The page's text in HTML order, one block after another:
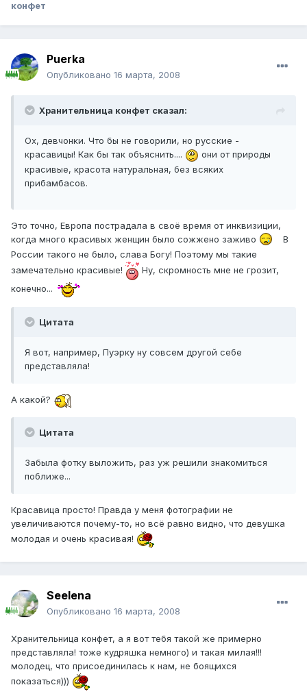
конфет
Puerka
Опубликовано 16 марта, 2008
Хранительница конфет сказал:
Ох, девчонки. Что бы не говорили, но русские -
красавицы! Как бы так объяснить....
они от природы
красивые, красота натуральная, без всяких
прибамбасов.
Это точно, Европа пострадала в своё время от инквизиции,
когда много красивых женщин было сожжено заживо
В
России такого не было, слава Богу! Поэтому мы такие
замечательно красивые!
Ну, скромность мне не грозит,
конечно...
Цитата
Я вот, например, Пуэрку ну совсем другой себе
представляла!
А какой?
Цитата
Забыла фотку выложить, раз уж решили знакомиться
поближе...
Красавица просто! Правда у меня фотографии не
увеличиваются почему-то, но всё равно видно, что девушка
молодая и очень красивая!
Seelena
Опубликовано 16 марта, 2008
Хранительница конфет, а я вот тебя такой же примерно
представляла! тоже кудряшка немного) и такая милая!!!
молодец, что присоединилась к нам, не боящихся
показаться)))